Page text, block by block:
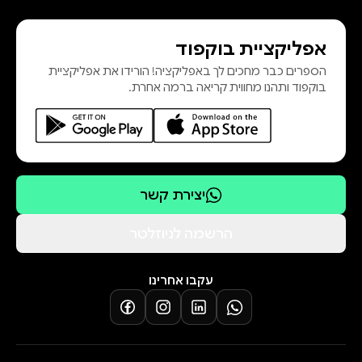
אפליקציית בוקפוד
הספרים כבר מחכים לך באפליקציה! הורידו את אפליקציית
בוקפוד ותהנו מחווית קריאה ברמה אחרת.
יצירת קשר
עקבו אחרינו